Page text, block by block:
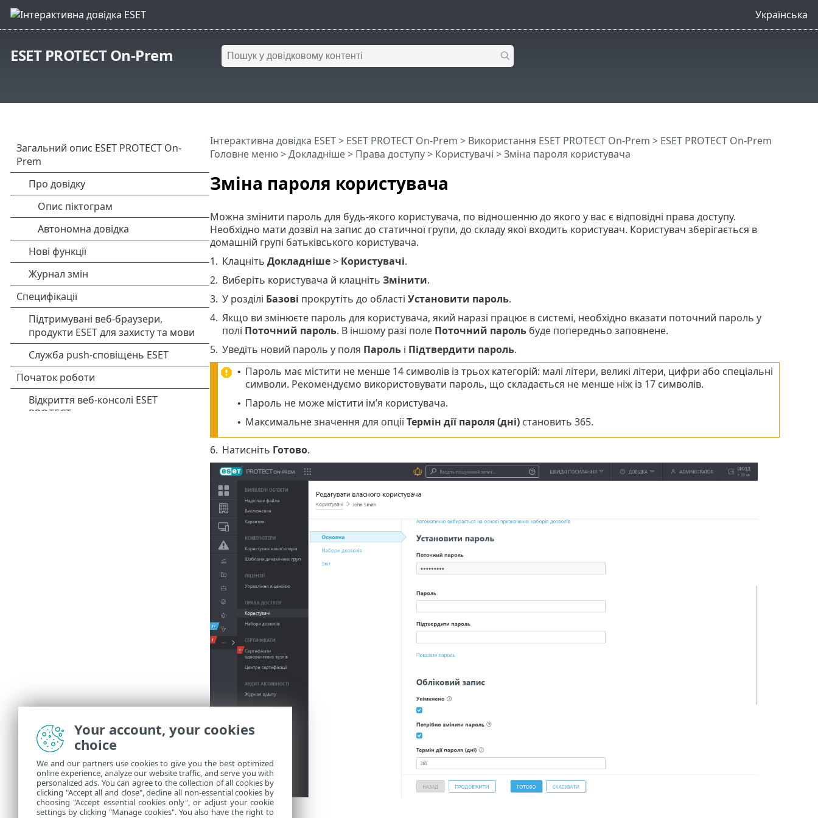
Українська
ESET PROTECT On-Prem
Зміна пароля користувача
Інтерактивна довідка ESET> ESET PROTECT On-Prem > Використання ESET PROTECT On-Prem > ESET PROTECT On-Prem
Головне меню>Докладніше> Права доступу> Користувачі > Зміна пароля користувача
Можна змінити пароль для будь-якого користувача, по відношенню до якого у вас є відповідні права доступу.
Необхідно мати дозвіл на запис до статичної групи, до складу якої входить користувач. Користувач зберігається в
домашній групі батьківського користувача.
1. Клацніть Докладніше> Користувачі.
2. Виберіть користувача й клацніть Змінити.
3. У розділі Базові прокрутіть до області Установити пароль.
4. Якщо ви змінюєте пароль для користувача, який наразі працює в системі, необхідно вказати поточний пароль у
полі Поточний пароль. В іншому разі поле Поточний парольбуде попередньо заповнене.
5. Уведіть новий пароль у поля Парольі Підтвердити пароль.
• Пароль має містити не менше 14 символів із трьох категорій: малі літери, великі літери, цифри або спеціальні
символи. Рекомендуємо використовувати пароль, що складається не менше ніж із 17 символів.
• Пароль не може містити ім’я користувача.
• Максимальне значення для опціїТермін дії пароля (дні)становить 365.
6. Натисніть Готово.
Your account, your cookies
choice
We and our partners use cookies to give you the best optimized
online experience, analyze our website traffic, and serve you with
personalized ads. You can agree to the collection of all cookies by
clicking "Accept all and close", decline all non-essential cookies by
choosing "Accept essential cookies only", or adjust your cookie
settings by clicking "Manage cookies". You also have the right to